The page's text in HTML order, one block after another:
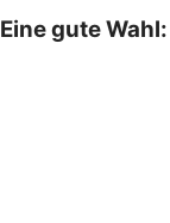
Eine gute